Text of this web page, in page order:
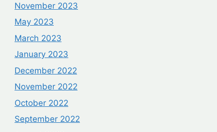
November 2023
May 2023
March 2023
January 2023
December 2022
November 2022
October 2022
September 2022